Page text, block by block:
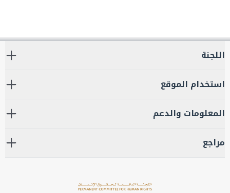
اللجنة
استخدام الموقع
المعلومات والدعم
مراجع